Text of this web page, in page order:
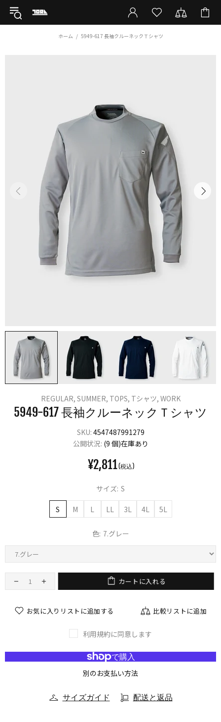
ホーム 5949-617 長袖クルーネックＴシャツ
REGULAR, SUMMER, TOPS, Tシャツ, WORK
5949-617 長袖クルーネックＴシャツ
SKU: 4547487991279
公開状況: (9 個)在庫あり
¥2,811
サイズ: S
S M L LL 3L 4L 5L
色: 7.グレー
カートに入れる
お気に入りリストに追加する 比較リストに追加
利用規約に同意します
別のお支払い方法
サイズガイド 配送と返品